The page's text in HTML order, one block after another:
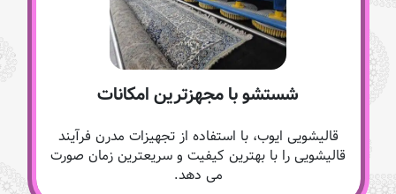
شستشو با مجهزترین امکانات
قالیشویی ایوب، با استفاده از تجهیزات مدرن فرآیند
قالیشویی را با بهترین کیفیت و سریعترین زمان صورت
می دهد.